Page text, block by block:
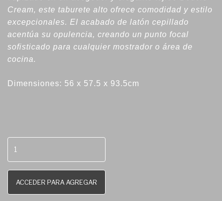
Cream, este taburete alto ofrece comodidad y estilo
excepcionales. El acabado de latón cepillado
acentúa su opulencia, creando un punto focal
sofisticado para cualquier mostrador o área de
cocina.
Dimensiones: 56 x 57.5 x 93.5cm
ACCEDER PARA AGREGAR